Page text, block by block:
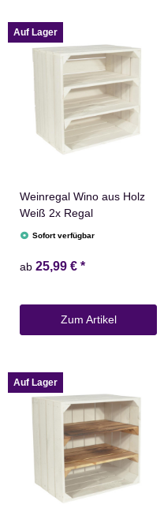
Auf Lager
Weinregal Wino aus Holz
Weiß 2x Regal
Sofort verfügbar
ab 25,99 € *
Zum Artikel
Auf Lager